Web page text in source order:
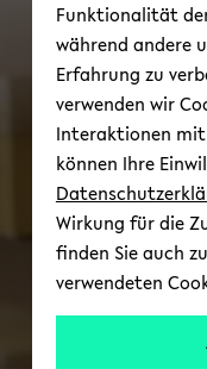
Funktionalität
während andere
Erfahrung zu
verwenden wir
Interaktionen mit
können Ihre
Wirkung für die
finden Sie auch
verwendeten